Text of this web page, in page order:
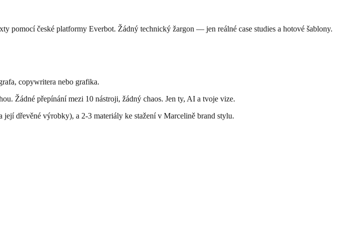
české platformy Everbot. Žádný technický žargon — jen reálné case studies a hotové šablony.
copywritera nebo grafika.
Žádné přepínání mezi 10 nástroji, žádný chaos. Jen ty, AI a tvoje vize.
dřevěné výrobky), a 2-3 materiály ke stažení v Marcelině brand stylu.